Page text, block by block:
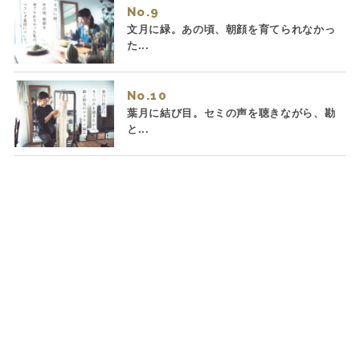
No.
文月に緑。あの頃、朝顔を育てられなかっ
た...
No.
葉月に結び目。セミの声を聴きながら、勘
と...